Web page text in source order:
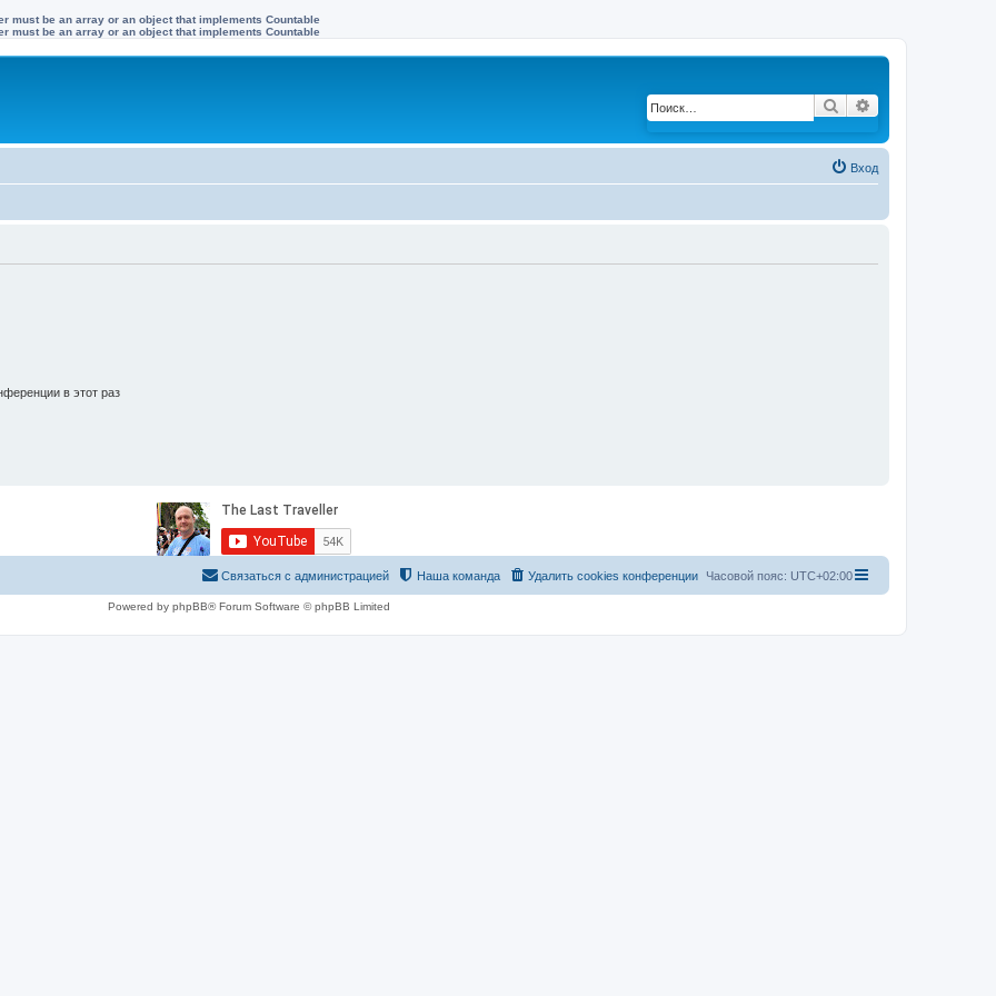
must be an array or an object that implements Countable
must be an array or an object that implements Countable
Поиск
Вход
в этот раз
Часовой пояс: UTC+02:00
Удалить cookies конференции
Наша команда
Связаться с администрацией
Powered by phpBB® Forum Software © phpBB Limited